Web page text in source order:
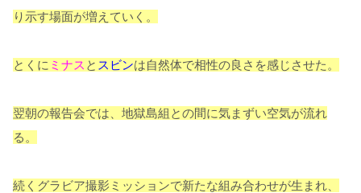
り示す場面が増えていく。
とくに ミナス と スビンは自然体で相性の良さを感じさせた。
翌朝の報告会では、地獄島組との間に気まずい空気が流れ
る。
続くグラビア撮影ミッションで新たな組み合わせが生まれ、